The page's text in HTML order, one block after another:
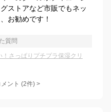
ストアなど市販でもネッ
お勧めです！
質問
さっぱりプチプラ保湿クリ
ント (2件) >